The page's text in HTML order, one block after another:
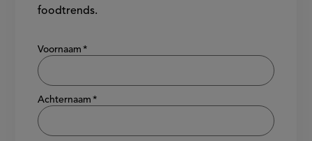
foodtrends.
Show/hide
Voornaam
Achternaam